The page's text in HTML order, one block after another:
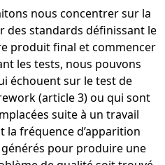
nous concentrer sur la
des standards définissant le
produit final et commencer
les tests, nous pouvons
échouent sur le test de
(article 3) ou qui sont
suite à un travail
la fréquence d’apparition
pour produire une